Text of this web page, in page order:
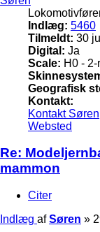
Indlæg: 5460
Tilmeldt: 30
Digital: Ja
Scale: H0 - 2-
Geografisk
Kontakt:
Kontakt Søren
Websted
Re:
mammon
Citer
Indlæg afSøren »